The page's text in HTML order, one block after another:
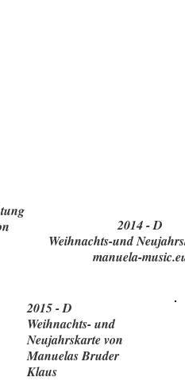
2014 - D
Weihnachts-und
manuela-
2015 - D
Weihnachts- und
Neujahrskarte von
Manuelas Bruder
Klaus